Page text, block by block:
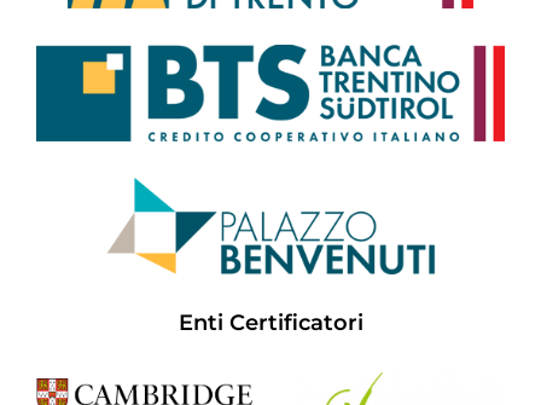
Enti Certificatori